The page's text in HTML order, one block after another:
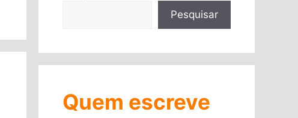
Pesquisar
Quem escreve